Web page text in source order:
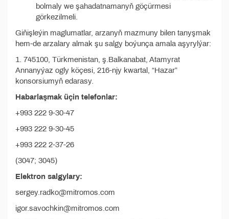
bolmaly we şahadatnamanyň göçürmesi
görkezilmeli.
Giňişleýin maglumatlar, arzanyň mazmuny bilen tanyşmak
hem-de arzalary almak şu salgy boýunça amala aşyrylýar:
1. 745100, Türkmenistan, ş.Balkanabat, Atamyrat
Annanyýaz ogly köçesi, 216-njy kwartal, “Hazar”
konsorsiumyň edarasy.
Habarlaşmak üçin telefonlar:
+993 222 9-30-47
+993 222 9-30-45
+993 222 2-37-26
(3047; 3045)
Elektron salgylary:
sergey.radko@mitromos.com
igor.savochkin@mitromos.com